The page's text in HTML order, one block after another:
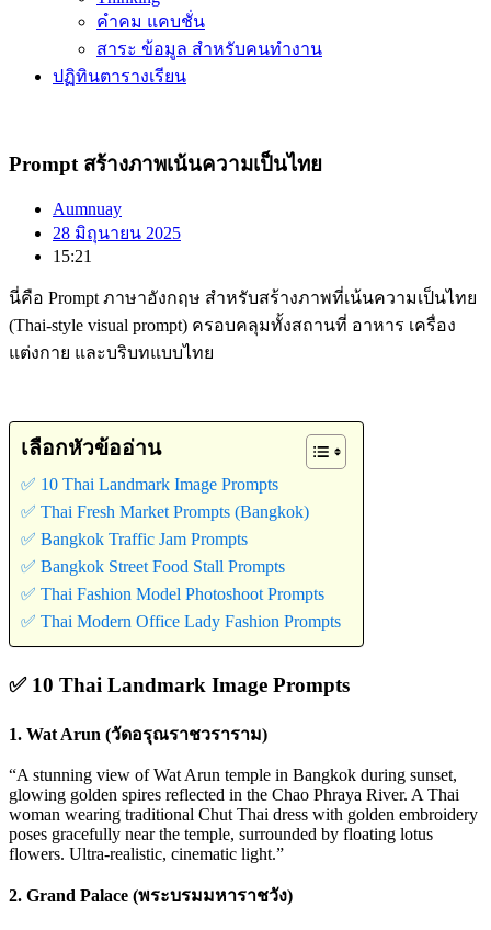
คำคม แคบชั่น
สาระ ข้อมูล สำหรับคนทำงาน
ปฏิทินตารางเรียน
Prompt สร้างภาพเน้นความเป็นไทย
Aumnuay
28 มิถุนายน 2025
15:21
นี่คือ Prompt ภาษาอังกฤษ สำหรับสร้างภาพที่เน้นความเป็นไทย
(Thai-style visual prompt) ครอบคลุมทั้งสถานที่ อาหาร เครื่อง
แต่งกาย และบริบทแบบไทย
เลือกหัวข้ออ่าน
✅ 10 Thai Landmark Image Prompts
✅ Thai Fresh Market Prompts (Bangkok)
✅ Bangkok Traffic Jam Prompts
✅ Bangkok Street Food Stall Prompts
✅ Thai Fashion Model Photoshoot Prompts
✅ Thai Modern Office Lady Fashion Prompts
✅ 10 Thai Landmark Image Prompts
1. Wat Arun (วัดอรุณราชวราราม)
“A stunning view of Wat Arun temple in Bangkok during sunset,
glowing golden spires reflected in the Chao Phraya River. A Thai
woman wearing traditional Chut Thai dress with golden embroidery
poses gracefully near the temple, surrounded by floating lotus
flowers. Ultra-realistic, cinematic light.”
2. Grand Palace (พระบรมมหาราชวัง)